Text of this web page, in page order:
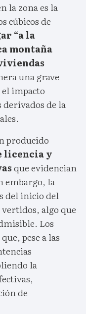
la zona es la
cúbicos de
“a la
montaña
una grave
impacto
de la
producido
licencia y
que evidencian
embargo, la
del inicio del
algo que
Los
pese a las
la
de